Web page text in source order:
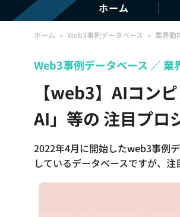
ホーム
ホーム › Web3事例データベース › 業界動
【web3】AIコン
AI」等の 注目プロ
2022年4月に開始したweb3事例
しているデータベースですが、
Web3事例データベース 業